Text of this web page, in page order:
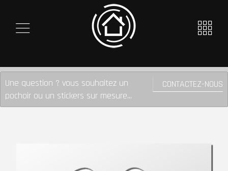
CONTACTEZ-NOUS
Une question ? vous souhaitez un
pochoir ou un stickers sur mesure...